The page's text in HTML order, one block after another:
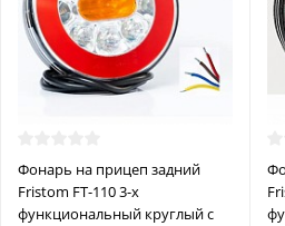
Фонарь на прицеп задний
Fristom FT-110 3-х
функциональный круглый с